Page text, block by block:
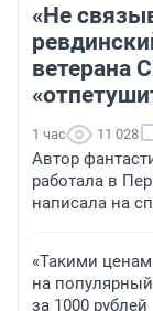
«Не
ветерана
1 час 11 028
Автор
работала в
написала на
«Такими
на
за 1000 рублей